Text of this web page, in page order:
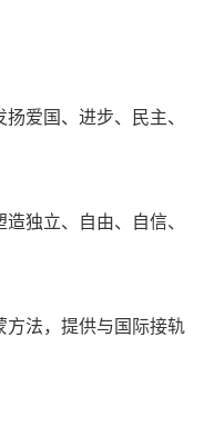
爱国、进步、民主、
独立、自由、自信、
法，提供与国际接轨